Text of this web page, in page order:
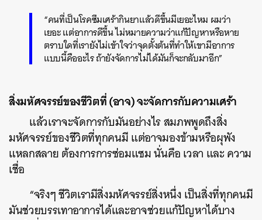
“คนที่เป็นโรคซึมเศร้ากินยาแล้วดีขึ้นมีเยอะไหม ผมว่า
เยอะ แต่อาการดีขึ้น ไม่หมายความว่าแก้ปัญหาหรือหาย
ตราบใดที่เรายังไม่เข้าใจว่าจุดตั้งต้นที่ทำให้เขามีอาการ
แบบนี้คืออะไร ถ้ายังจัดการไม่ได้มันก็จะกลับมาอีก”
สิ่งมหัศจรรย์ของชีวิตที่ (อาจ) จะจัดการกับความเศร้า
แล้วเราจะจัดการกับมันอย่างไร สมภพพูดถึงสิ่ง
มหัศจรรย์ของชีวิตที่ทุกคนมี แต่อาจมองข้ามหรือผุพัง
แหลกสลาย ต้องการการซ่อมแซม นั่นคือ เวลา และ ความ
เชื่อ
“จริงๆ ชีวิตเรามีสิ่งมหัศจรรย์สิ่งหนึ่ง เป็นสิ่งที่ทุกคนมี
มันช่วยบรรเทาอาการได้และอาจช่วยแก้ปัญหาได้บาง